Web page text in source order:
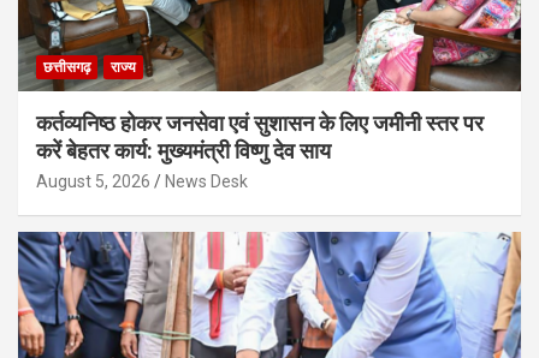
छत्तीसगढ़ राज्य
कर्तव्यनिष्ठ होकर जनसेवा एवं सुशासन के लिए जमीनी स्तर पर
करें बेहतर कार्य: मुख्यमंत्री विष्णु देव साय
August 5, 2026 News Desk